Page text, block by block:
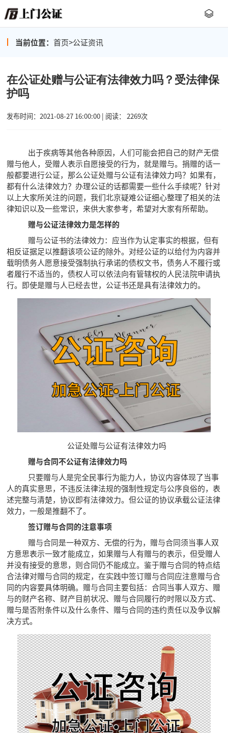
当前位置： 首页>公证资讯
在公证处赠与公证有法律效力吗？受法律保
护吗
发布时间：2021-08-27 16:00:00 | 阅读： 2269次
出于疾病等其他各种原因，人们可能会把自己的财产无偿
赠与他人，受赠人表示自愿接受的行为，就是赠与。捐赠的话一
般都要进行公证，那么公证处赠与公证有法律效力吗？如果有，
都有什么法律效力？办理公证的话都需要一些什么手续呢？针对
以上大家所关注的问题，我们北京疑难公证细心整理了相关的法
律知识以及一些常识，来供大家参考，希望对大家有所帮助。
赠与公证法律效力是怎样的
赠与公证书的法律效力：应当作为认定事实的根据，但有
相反证据足以推翻该项公证的除外。对经公证的以给付为内容并
载明债务人愿意接受强制执行承诺的债权文书，债务人不履行或
者履行不适当的，债权人可以依法向有管辖权的人民法院申请执
行。即使是赠与人已经去世，公证书还是具有法律效力的。
公证处赠与公证有法律效力吗
赠与合同不公证有法律效力吗
只要赠与人是完全民事行为能力人，协议内容体现了当事
人的真实意思，不违反法律法规的强制性规定与公序良俗的，表
述完整与清楚，协议即有法律效力。但公证的协议承载公证法律
效力，一般是推翻不了。
签订赠与合同的注意事项
赠与合同是一种双方、无偿的行为，赠与合同须当事人双
方意思表示一致才能成立，如果赠与人有赠与的表示，但受赠人
并没有接受的意思，则合同仍不能成立。鉴于赠与合同的特点结
合法律对赠与合同的规定，在实践中签订赠与合同应注意赠与合
同的内容要具体明确。赠与合同主要包括：合同当事人双方、赠
与的财产名称、财产目前状况、赠与合同履行的时限以及方式、
赠与是否附条件以及什么条件、赠与合同的违约责任以及争议解
决方式。